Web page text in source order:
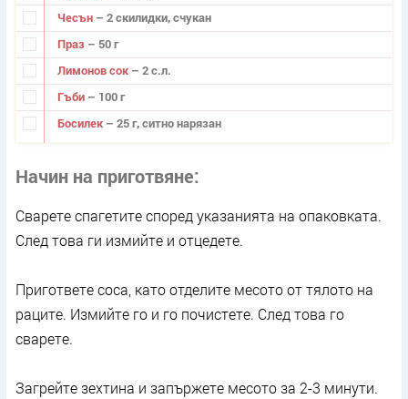
Чесън – 2 скилидки, счукан
Праз – 50 г
Лимонов сок – 2 с.л.
Гъби – 100 г
Босилек – 25 г, ситно нарязан
Начин на приготвяне
Сварете спагетите според указанията на опаковката.
След това ги измийте и отцедете.
Пригответе соса, като отделите месото от тялото на
раците. Измийте го и го почистете. След това го
сварете.
Загрейте зехтина и запържете месото за 2-3 минути.